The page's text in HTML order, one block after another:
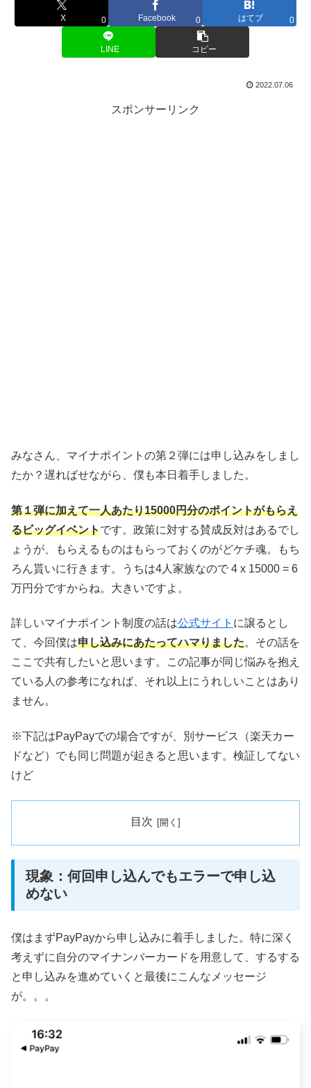
X 0 Facebook 0 はてブ 0
LINE コピー
2022.07.06
スポンサーリンク
みなさん、マイナポイントの第２弾には申し込みをしまし
たか？遅ればせながら、僕も本日着手しました。
第１弾に加えて一人あたり15000円分のポイントがもらえ
るビッグイベントです。政策に対する賛成反対はあるでし
ょうが、もらえるものはもらっておくのがどケチ魂。もち
ろん貰いに行きます。うちは4人家族なので 4 x 15000 = 6
万円分ですからね。大きいですよ。
詳しいマイナポイント制度の話は公式サイト に譲るとし
て、今回僕は申し込みにあたってハマりました。その話を
ここで共有したいと思います。この記事が同じ悩みを抱え
ている人の参考になれば、それ以上にうれしいことはあり
ません。
※下記はPayPayでの場合ですが、別サービス（楽天カー
ドなど）でも同じ問題が起きると思います。検証してない
けど
目次
現象：何回申し込んでもエラーで申し込
めない
僕はまずPayPayから申し込みに着手しました。特に深く
考えずに自分のマイナンバーカードを用意して、するする
と申し込みを進めていくと最後にこんなメッセージ
が。。。